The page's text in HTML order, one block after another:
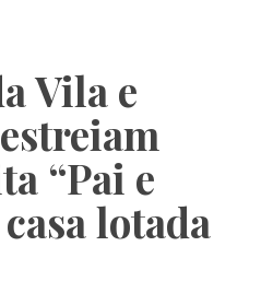
Vila e
“Pai e
lotada